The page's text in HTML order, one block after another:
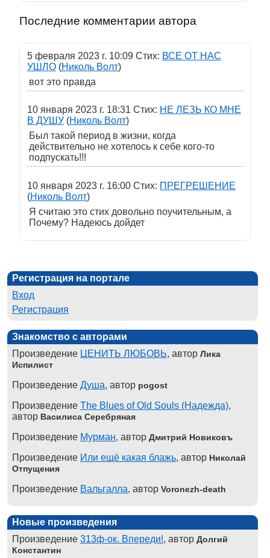
Последние комментарии автора
5 февраля 2023 г. 10:09 Стих: ВСЕ ОТ НАС
УШЛО (Николь Волт)
вот это правда
10 января 2023 г. 18:31 Стих: НЕ ЛЕЗЬ КО МНЕ
В ДУШУ (Николь Волт)
Был такой период в жизни, когда
действительно не хотелось к себе кого-то
подпускать!!!
10 января 2023 г. 16:00 Стих: ПРЕГРЕШЕНИЕ
(Николь Волт)
Я считаю это стих довольно поучительным, а
Почему? Надеюсь дойдет
Регистрация на портале
Вход
Регистрация
Знакомство с авторами
Произведение ЦЕНИТЬ ЛЮБОВЬ, автор Лика
Испилист
Произведение Душа, автор pogost
Произведение The Blues of Old Souls (Надежда),
автор Василиса Серебряная
Произведение Мурман, автор Дмитрий Новиковъ
Произведение Или ещё какая блажь, автор Николай
Отпущения
Произведение Вальгалла, автор Voronezh-death
Новые произведения
Произведение 313ф-ок. Впереди!, автор Долгий
Константин